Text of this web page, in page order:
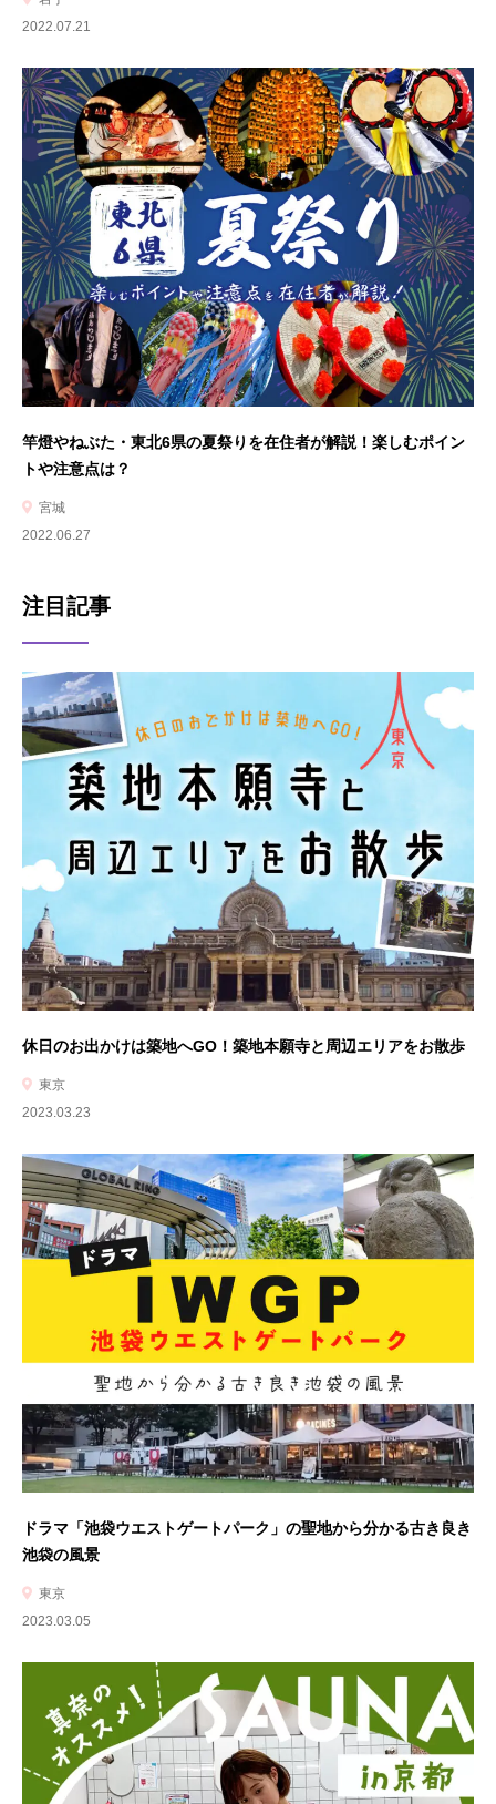
2022.07.21
竿燈やねぶた・東北6県の夏祭りを在住者が解説！楽しむポイン
トや注意点は？
宮城
2022.06.27
注目記事
休日のお出かけは築地へGO！築地本願寺と周辺エリアをお散歩
東京
2023.03.23
ドラマ「池袋ウエストゲートパーク」の聖地から分かる古き良き
池袋の風景
東京
2023.03.05